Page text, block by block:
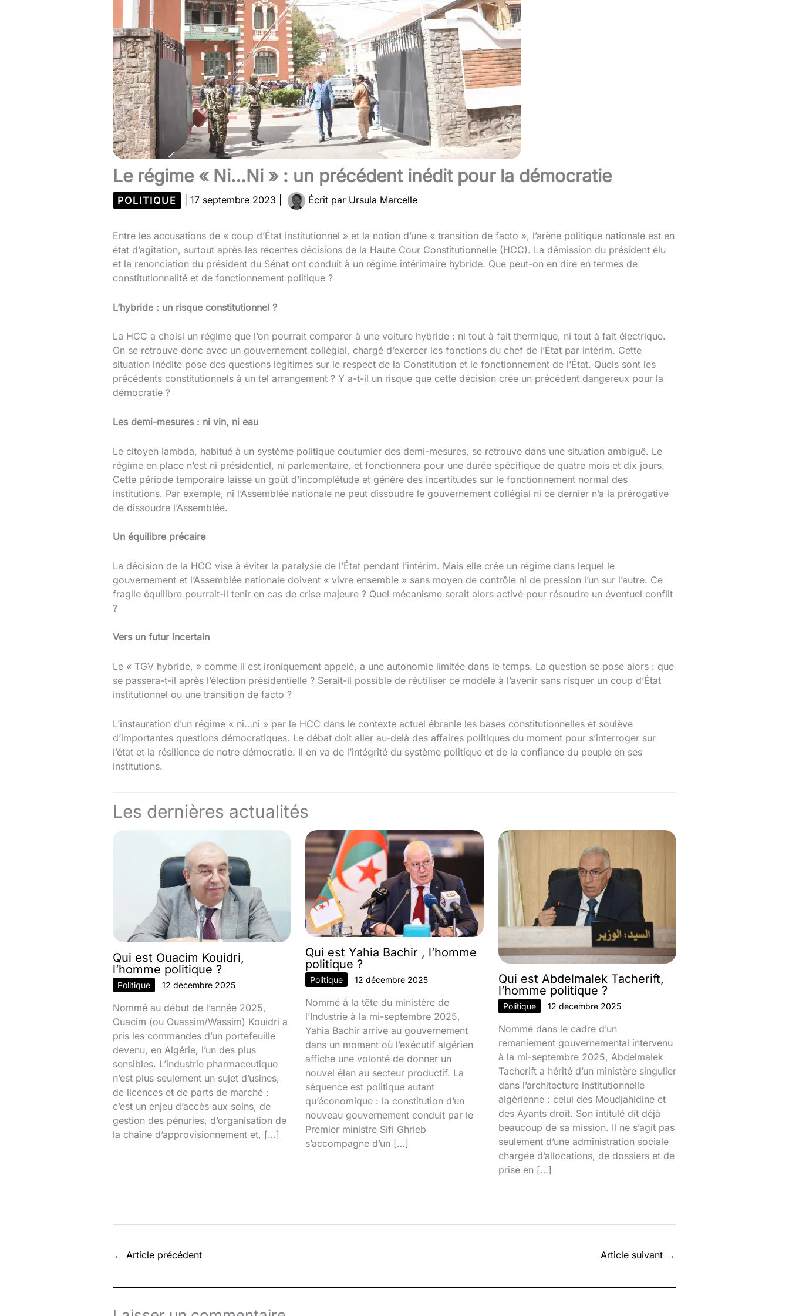
Le régime « Ni…Ni » : un précédent inédit pour la démocratie
POLITIQUE 17 septembre 2023 Écrit par Ursula Marcelle
Entre les accusations de « coup d’État institutionnel » et la notion d’une « transition de facto », l’arène politique nationale est en
état d’agitation, surtout après les récentes décisions de la Haute Cour Constitutionnelle (HCC). La démission du président élu
et la renonciation du président du Sénat ont conduit à un régime intérimaire hybride. Que peut-on en dire en termes de
constitutionnalité et de fonctionnement politique ?
L’hybride : un risque constitutionnel ?
La HCC a choisi un régime que l’on pourrait comparer à une voiture hybride : ni tout à fait thermique, ni tout à fait électrique.
On se retrouve donc avec un gouvernement collégial, chargé d’exercer les fonctions du chef de l’État par intérim. Cette
situation inédite pose des questions légitimes sur le respect de la Constitution et le fonctionnement de l’État. Quels sont les
précédents constitutionnels à un tel arrangement ? Y a-t-il un risque que cette décision crée un précédent dangereux pour la
démocratie ?
Les demi-mesures : ni vin, ni eau
Le citoyen lambda, habitué à un système politique coutumier des demi-mesures, se retrouve dans une situation ambiguë. Le
régime en place n’est ni présidentiel, ni parlementaire, et fonctionnera pour une durée spécifique de quatre mois et dix jours.
Cette période temporaire laisse un goût d’incomplétude et génère des incertitudes sur le fonctionnement normal des
institutions. Par exemple, ni l’Assemblée nationale ne peut dissoudre le gouvernement collégial ni ce dernier n’a la prérogative
de dissoudre l’Assemblée.
Un équilibre précaire
La décision de la HCC vise à éviter la paralysie de l’État pendant l’intérim. Mais elle crée un régime dans lequel le
gouvernement et l’Assemblée nationale doivent « vivre ensemble » sans moyen de contrôle ni de pression l’un sur l’autre. Ce
fragile équilibre pourrait-il tenir en cas de crise majeure ? Quel mécanisme serait alors activé pour résoudre un éventuel conflit
?
Vers un futur incertain
Le « TGV hybride, » comme il est ironiquement appelé, a une autonomie limitée dans le temps. La question se pose alors : que
se passera-t-il après l’élection présidentielle ? Serait-il possible de réutiliser ce modèle à l’avenir sans risquer un coup d’État
institutionnel ou une transition de facto ?
L’instauration d’un régime « ni…ni » par la HCC dans le contexte actuel ébranle les bases constitutionnelles et soulève
d’importantes questions démocratiques. Le débat doit aller au-delà des affaires politiques du moment pour s’interroger sur
l’état et la résilience de notre démocratie. Il en va de l’intégrité du système politique et de la confiance du peuple en ses
institutions.
Les dernières actualités
Qui est Ouacim Kouidri,
l’homme politique ?
Politique 12 décembre 2025
Nommé au début de l’année 2025,
Ouacim (ou Ouassim/Wassim) Kouidri a
pris les commandes d’un portefeuille
devenu, en Algérie, l’un des plus
sensibles. L’industrie pharmaceutique
n’est plus seulement un sujet d’usines,
de licences et de parts de marché :
c’est un enjeu d’accès aux soins, de
gestion des pénuries, d’organisation de
la chaîne d’approvisionnement et, […]
Qui est Yahia Bachir , l’homme
politique ?
Politique 12 décembre 2025
Nommé à la tête du ministère de
l’Industrie à la mi-septembre 2025,
Yahia Bachir arrive au gouvernement
dans un moment où l’exécutif algérien
affiche une volonté de donner un
nouvel élan au secteur productif. La
séquence est politique autant
qu’économique : la constitution d’un
nouveau gouvernement conduit par le
Premier ministre Sifi Ghrieb
s’accompagne d’un […]
Qui est Abdelmalek Tacherift,
l’homme politique ?
Politique 12 décembre 2025
Nommé dans le cadre d’un
remaniement gouvernemental intervenu
à la mi-septembre 2025, Abdelmalek
Tacherift a hérité d’un ministère singulier
dans l’architecture institutionnelle
algérienne : celui des Moudjahidine et
des Ayants droit. Son intitulé dit déjà
beaucoup de sa mission. Il ne s’agit pas
seulement d’une administration sociale
chargée d’allocations, de dossiers et de
prise en […]
← Article précédent Article suivant →